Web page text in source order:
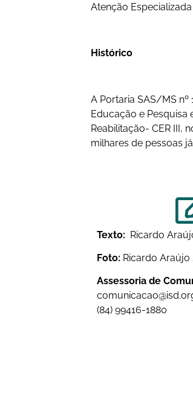
Atenção Especializada
Histórico
A Portaria SAS/MS
Educação e Pesquisa
Reabilitação- CER III,
milhares de pessoas
Texto: Ricardo
Foto: Ricardo
Assessoria de
(84) 99416-1880